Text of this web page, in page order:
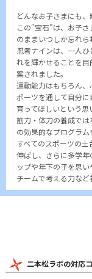
どんなお子さまにも、
この"宝石"は、お子
のままいつしか忘れら
忍者ナインは、一人
れを輝かせることを
案されました。
運動能力はもちろん
ポーツを通して自分
育ってほしいという思
筋力・体力の養成で
の効果的なプログラム
すべてのスポーツの
伸ばし、さらに多学
ップや年下の子を思い
チームで考える力など
二本松ラボの対応